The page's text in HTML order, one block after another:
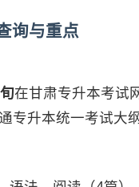
询与重点
在甘肃专升本考试
专升本统一考试大